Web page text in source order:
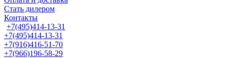
Стать дилером
Контакты
+7(495)414-13-31
+7(495)414-13-31
+7(916)416-51-70
+7(966)196-58-29